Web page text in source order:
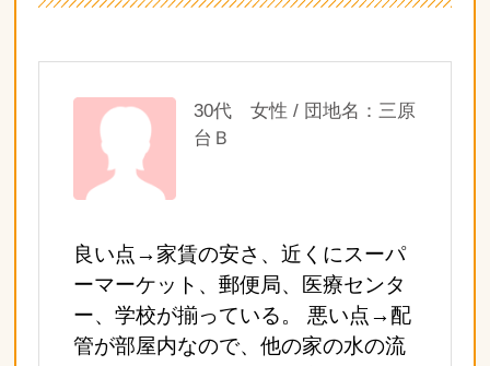
30代 女性 / 団地名：三原
台Ｂ
良い点→家賃の安さ、近くにスーパ
ーマーケット、郵便局、医療センタ
ー、学校が揃っている。 悪い点→配
管が部屋内なので、他の家の水の流